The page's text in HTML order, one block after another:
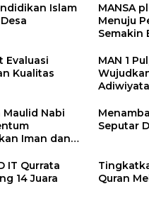
Islam
MANSA
Menuju
Semakin
Evaluasi
Kualitas
MAN 1
Adiwiyata
Nabi
Iman dan
Seputar
IT Qurrata
14 Juara
Quran